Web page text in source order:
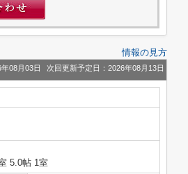
情報の見方
08月03日 次回更新予定日：2026年08月13日
5.0帖 1室